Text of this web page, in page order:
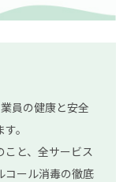
員の健康と安全
。
と、全サービス
コール消毒の徹底